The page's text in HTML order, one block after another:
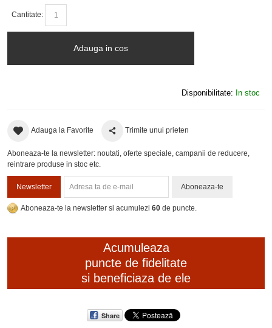
Cantitate:
Adauga in cos
Disponibilitate: In stoc
Adauga la Favorite Trimite unui prieten
Aboneaza-te la newsletter: noutati, oferte speciale, campanii de reducere,
reintrare produse in stoc etc.
Newsletter Aboneaza-te
Aboneaza-te la newsletter si acumulezi 60 de puncte.
Acumuleaza
puncte de fidelitate
si beneficiaza de ele
Share